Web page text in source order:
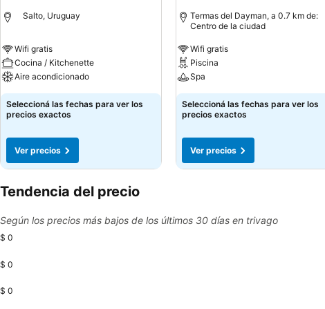
Salto, Uruguay
Wifi gratis
Cocina / Kitchenette
Aire acondicionado
Seleccioná las fechas para ver los
precios exactos
Ver precios
Termas del Dayman, a 0.7 km de:
Centro de la ciudad
Wifi gratis
Piscina
Spa
Seleccioná las fechas para ver los
precios exactos
Ver precios
Tendencia del precio
Según los precios más bajos de los últimos 30 días en trivago
$ 0
$ 0
$ 0